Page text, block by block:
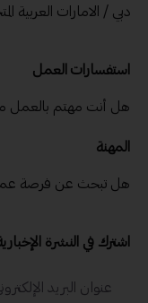
دبي / الامارات العربية
استفسارات العمل
هل أنت مهتم بالعمل
المهنة
هل تبحث عن فرصة
اشترك في النشرة